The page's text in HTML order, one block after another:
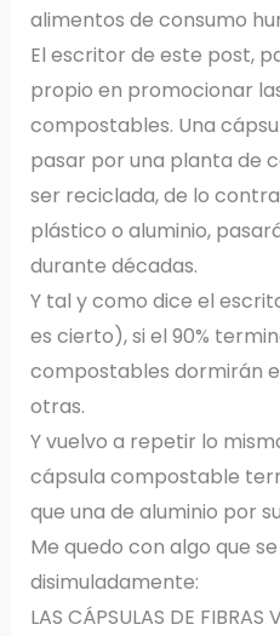
alimentos de consumo
El escritor de este post,
propio en promocionar
compostables. Una
pasar por una planta de
ser reciclada, de lo
plástico o aluminio,
durante décadas.
Y tal y como dice el
es cierto), si el 90%
compostables dormirán
otras.
Y vuelvo a repetir lo
cápsula compostable
que una de aluminio por
Me quedo con algo que
disimuladamente:
LAS CÁPSULAS DE FIBRAS